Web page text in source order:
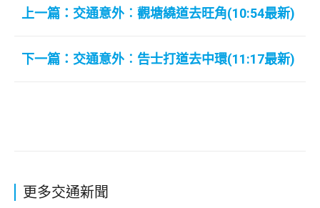
上一篇：交通意外︰觀塘繞道去旺角(10:54最新)
下一篇：交通意外︰告士打道去中環(11:17最新)
更多交通新聞